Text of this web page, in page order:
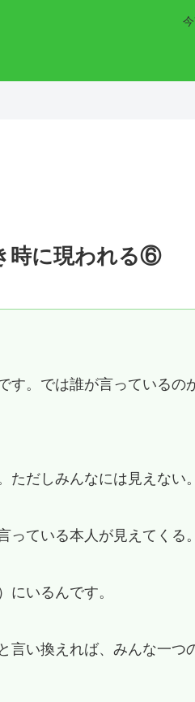
時に現われる⑥
す。では誰が言っているの
ただしみんなには見えない。
っている本人が見えてくる。
いるんです。
言い換えれば、みんな一つ